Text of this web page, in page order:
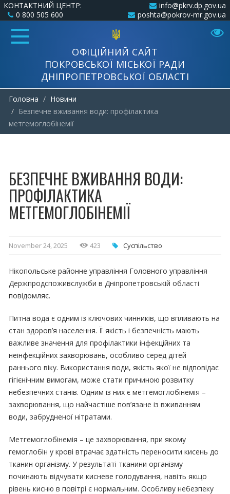
КОНТАКТНИЙ ЦЕНТР:
0 800 505 600
info@pkrv.dp.gov.ua
poshta@pokrov-mr.gov.ua
ОФІЦІЙНИЙ САЙТ
ПОКРОВСЬКОЇ МІСЬКОЇ РАДИ
ДНІПРОПЕТРОВСЬКОЇ ОБЛАСТІ
Головна
Новини
Безпечне вживання води: профілактика
метгемоглобінемії
БЕЗПЕЧНЕ ВЖИВАННЯ ВОДИ:
ПРОФІЛАКТИКА
МЕТГЕМОГЛОБІНЕМІЇ
November 24, 2025 423 Суспільство
Нікопольське районне управління Головного управління
Держпродспоживслужби в Дніпропетровській області
повідомляє.
Питна вода є одним із ключових чинників, що впливають на
стан здоров’я населення. Її якість і безпечність мають
важливе значення для профілактики інфекційних та
неінфекційних захворювань, особливо серед дітей
раннього віку. Використання води, якість якої не відповідає
гігієнічним вимогам, може стати причиною розвитку
небезпечних станів. Одним із них є метгемоглобінемія –
захворювання, що найчастіше пов’язане із вживанням
води, забрудненої нітратами.
Метгемоглобінемія – це захворювання, при якому
гемоглобін у крові втрачає здатність переносити кисень до
тканин організму. У результаті тканини організму
починають відчувати кисневе голодування, навіть якщо
рівень кисню в повітрі є нормальним. Особливу небезпеку